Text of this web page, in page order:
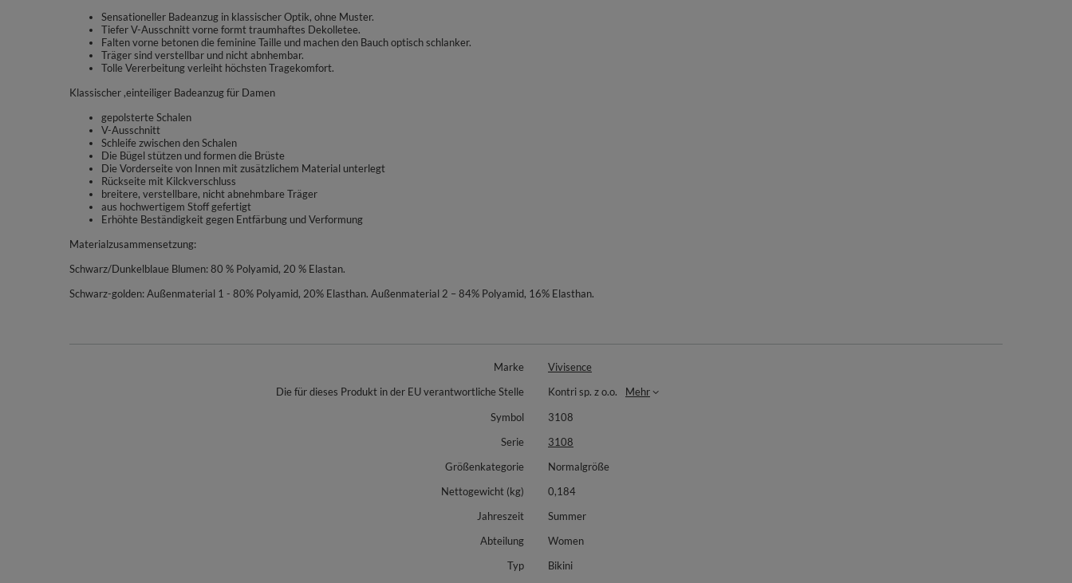
Sensationeller Badeanzug in klassischer Optik, ohne Muster.
Tiefer V-Ausschnitt vorne formt traumhaftes Dekolletee.
Falten vorne betonen die feminine Taille und machen den Bauch optisch schlanker.
Träger sind verstellbar und nicht abnhembar.
Tolle Vererbeitung verleiht höchsten Tragekomfort.
Klassischer ,einteiliger Badeanzug für Damen
gepolsterte Schalen
V-Ausschnitt
Schleife zwischen den Schalen
Die Bügel stützen und formen die Brüste
Die Vorderseite von Innen mit zusätzlichem Material unterlegt
Rückseite mit Kilckverschluss
breitere, verstellbare, nicht abnehmbare Träger
aus hochwertigem Stoff gefertigt
Erhöhte Beständigkeit gegen Entfärbung und Verformung
Materialzusammensetzung:
Schwarz/Dunkelblaue Blumen: 80 % Polyamid, 20 % Elastan.
Schwarz-golden: Außenmaterial 1 - 80% Polyamid, 20% Elasthan. Außenmaterial 2 – 84% Polyamid, 16% Elasthan.
Marke
Vivisence
Die für dieses Produkt in der EU verantwortliche Stelle
Kontri sp. z o.o.
Mehr
Symbol
3108
Serie
3108
Größenkategorie
Normalgröße
Nettogewicht (kg)
0,184
Jahreszeit
Summer
Abteilung
Women
Typ
Bikini